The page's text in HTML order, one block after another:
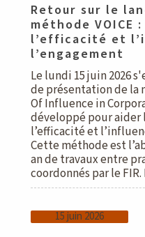
Retour sur le
méthode VOICE
l’efficacité et
l’engagement
Le lundi 15 juin 2026
de présentation de la
Of Influence in
développé pour aider
l’efficacité et
Cette méthode est
an de travaux entre
coordonnés par le
15 juin 2026